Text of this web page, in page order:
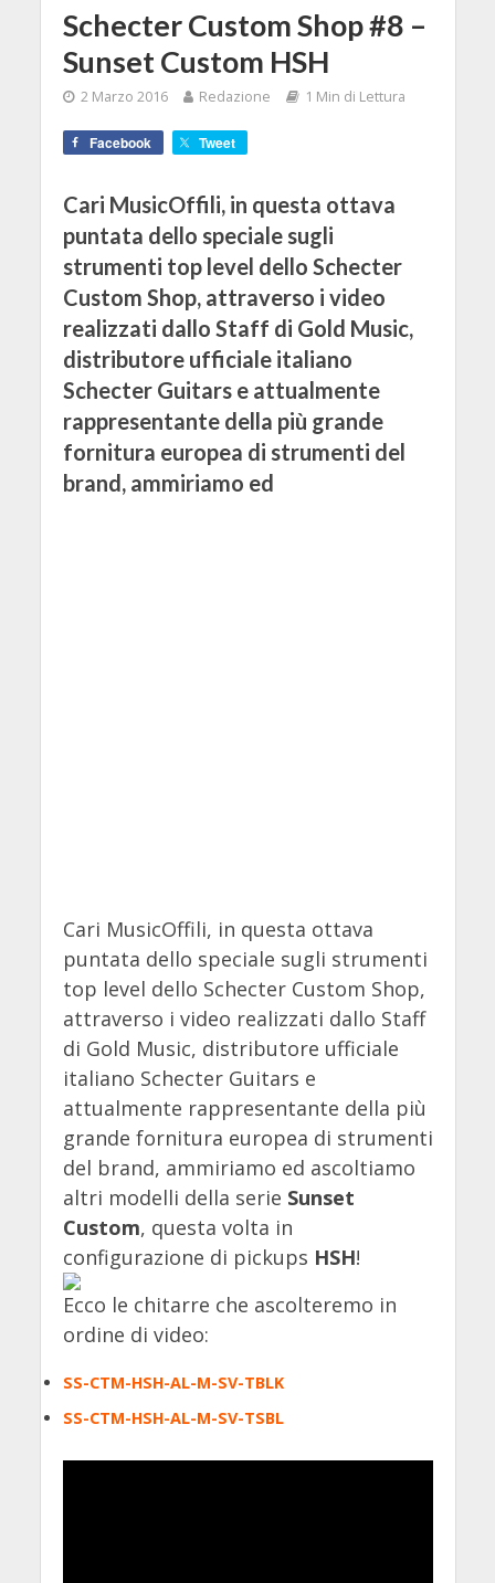
Schecter Custom Shop #8 –
Sunset Custom HSH
2 Marzo 2016 Redazione 1 Min di Lettura
Facebook Tweet
Cari MusicOffili, in questa ottava
puntata dello speciale sugli
strumenti top level dello Schecter
Custom Shop, attraverso i video
realizzati dallo Staff di Gold Music,
distributore ufficiale italiano
Schecter Guitars e attualmente
rappresentante della più grande
fornitura europea di strumenti del
brand, ammiriamo ed
Cari MusicOffili, in questa ottava
puntata dello speciale sugli strumenti
top level dello Schecter Custom Shop,
attraverso i video realizzati dallo Staff
di Gold Music, distributore ufficiale
italiano Schecter Guitars e
attualmente rappresentante della più
grande fornitura europea di strumenti
del brand, ammiriamo ed ascoltiamo
altri modelli della serie Sunset
Custom, questa volta in
configurazione di pickups HSH!
Ecco le chitarre che ascolteremo in
ordine di video:
SS-CTM-HSH-AL-M-SV-TBLK
SS-CTM-HSH-AL-M-SV-TSBL